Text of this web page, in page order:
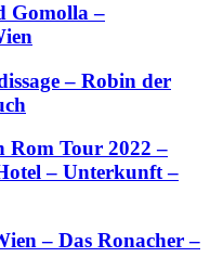
Gomolla –
– Robin der
Rom Tour 2022 –
– Unterkunft –
– Das Ronacher –